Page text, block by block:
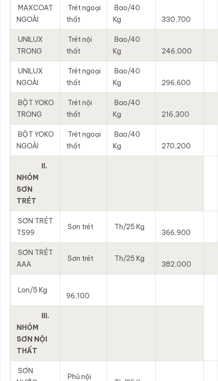
MAXCOAT
NGOÀI
Trét ngoại
thất
Bao/40
Kg
330,700
UNILUX
TRONG
Trét nội
thất
Bao/40
Kg
246,000
UNILUX
NGOÀI
Trét ngoại
thất
Bao/40
Kg
296,600
BỘT YOKO
TRONG
Trét nội
thất
Bao/40
Kg
216,300
BỘT YOKO
NGOÀI
Trét ngoại
thất
Bao/40
Kg
270,200
II.
NHÓM
SƠN
TRÉT
SƠN TRÉT
TS99
Sơn trét Th/25 Kg
366,900
SƠN TRÉT
AAA
Sơn trét Th/25 Kg
382,000
Lon/5 Kg
96,100
III.
NHÓM
SƠN NỘI
THẤT
SƠN
Phủ nội